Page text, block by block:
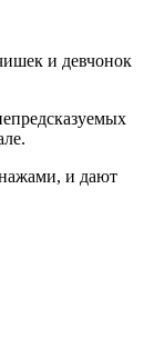
и девчонок
и дают